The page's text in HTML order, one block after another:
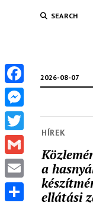
SEARCH
2026-08-07
HÍREK
a
ellátási
Facebook
Messenger
Twitter
Gmail
Email